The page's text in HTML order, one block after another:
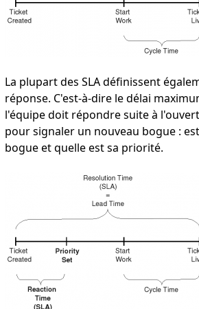
La plupart des SLA définissent
réponse. C'est-à-dire le délai
l'équipe doit répondre suite à
pour signaler un nouveau bogue :
bogue et quelle est sa priorité.